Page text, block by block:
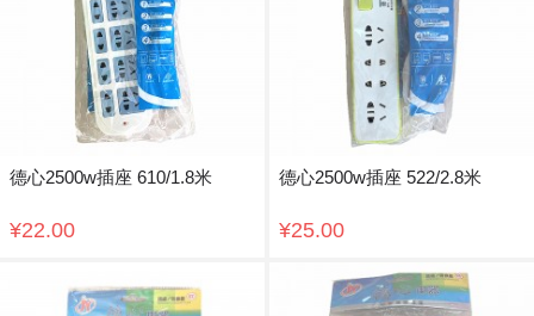
德心2500w插座 610/1.8米
¥22.00
德心2500w插座 522/2.8米
¥25.00